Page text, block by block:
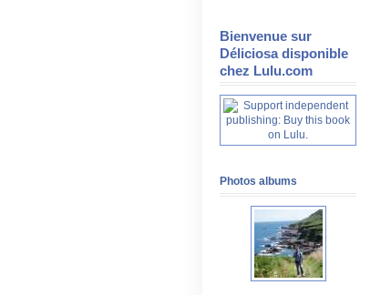
Bienvenue sur
Déliciosa disponible
chez Lulu.com
Photos albums